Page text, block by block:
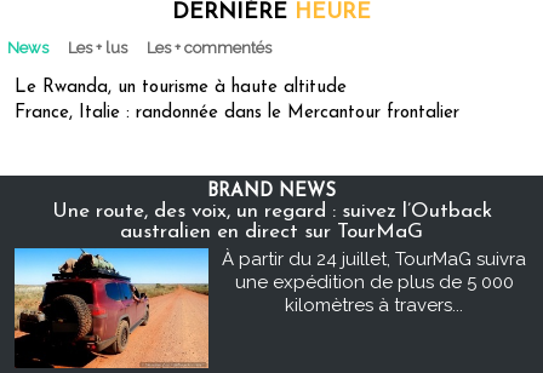
DERNIÈRE HEURE
News Les + lus Les + commentés
Le Rwanda, un tourisme à haute altitude
France, Italie : randonnée dans le Mercantour frontalier
BRAND NEWS
Une route, des voix, un regard : suivez l’Outback
australien en direct sur TourMaG
À partir du 24 juillet, TourMaG suivra
une expédition de plus de 5 000
kilomètres à travers...